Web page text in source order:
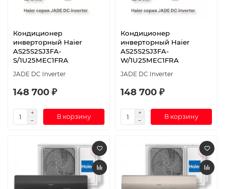
Кондиционер
инверторный Haier
AS25S2SJ3FA-
S/1U25MEC1FRA
JADE DC Inverter
148 700 ₽
В корзину
Кондиционер
инверторный Haier
AS25S2SJ3FA-
W/1U25MEC1FRA
JADE DC Inverter
148 700 ₽
В корзину